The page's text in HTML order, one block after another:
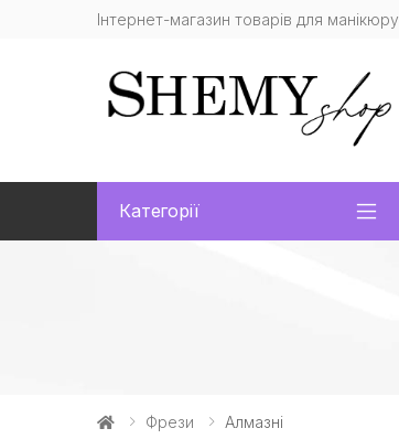
Інтернет-магазин товарів для манікюру
Категорії
Фрези Алмазні